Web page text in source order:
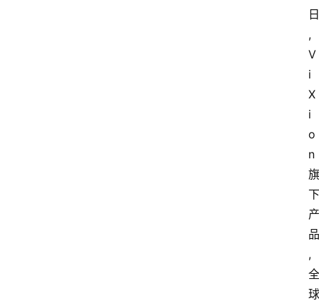
日
,
V
i
X
i
o
n
旗
下
产
品
,
全
球